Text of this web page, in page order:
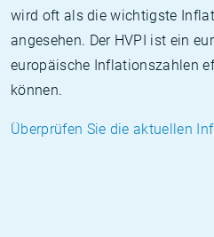
wird oft als die wichtigste
angesehen. Der HVPI ist ein
europäische Inflationszahlen
können.
Überprüfen Sie die aktuellen